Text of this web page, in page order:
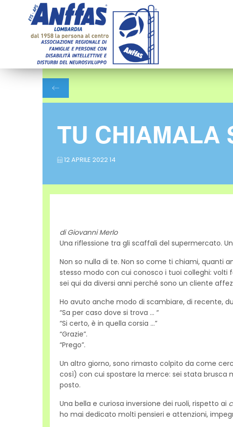
TU CHIAMALA
12 APRILE 2022 14
di Giovanni Merlo
Una riflessione tra gli scaffali del supermercato.
Non so nulla di te. Non so come ti chiami, quanti
stesso modo con cui conosco i tuoi colleghi: volti
sei qui da diversi anni perché sono un cliente
Ho avuto anche modo di scambiare, di recente,
“Sa per caso dove si trova … “
“Si certo, è in quella corsia …”
“Grazie”.
“Prego”.
Un altro giorno, sono rimasto colpito da come
così) con cui spostare la merce: sei stata
posto.
Una bella e curiosa inversione dei ruoli, rispetto ai
ho mai dedicato molti pensieri e attenzioni,